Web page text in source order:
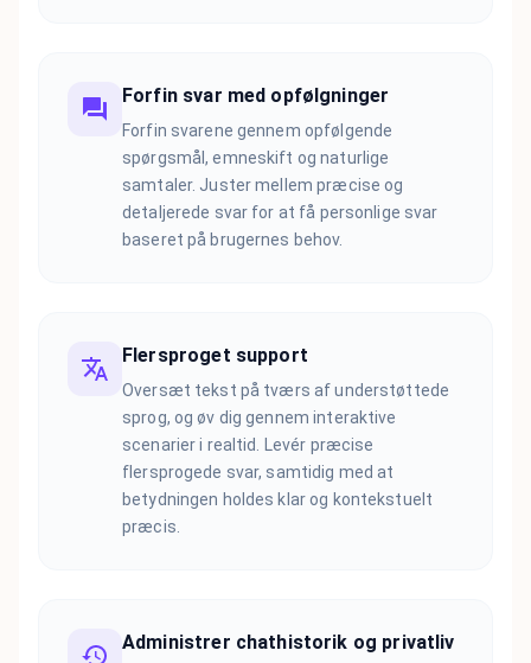
Forfin svar med opfølgninger
Forfin svarene gennem opfølgende
spørgsmål, emneskift og naturlige
samtaler. Juster mellem præcise og
detaljerede svar for at få personlige svar
baseret på brugernes behov.
Flersproget support
Oversæt tekst på tværs af understøttede
sprog, og øv dig gennem interaktive
scenarier i realtid. Levér præcise
flersprogede svar, samtidig med at
betydningen holdes klar og kontekstuelt
præcis.
Administrer chathistorik og privatliv